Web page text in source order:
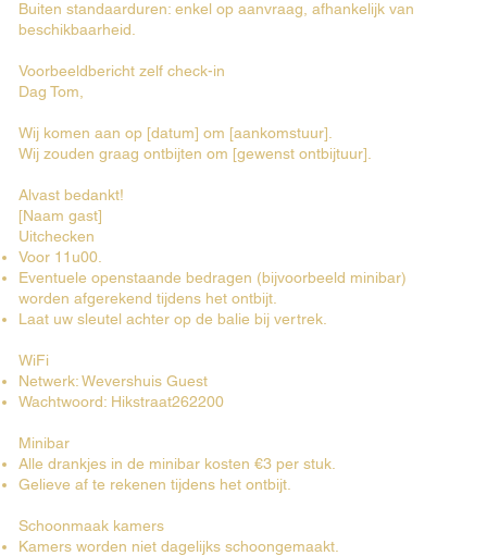
Buiten standaarduren: enkel op aanvraag, afhankelijk van
beschikbaarheid.
Voorbeeldbericht zelf check-in
Dag Tom,
Wij komen aan op [datum] om [aankomstuur].
Wij zouden graag ontbijten om [gewenst ontbijtuur].
Alvast bedankt!
[Naam gast]
Uitchecken
Voor 11u00.
Eventuele openstaande bedragen (bijvoorbeeld minibar)
worden afgerekend tijdens het ontbijt.
Laat uw sleutel achter op de balie bij vertrek.
WiFi
Netwerk: Wevershuis Guest
Wachtwoord: Hikstraat262200
Minibar
Alle drankjes in de minibar kosten €3 per stuk.
Gelieve af te rekenen tijdens het ontbijt.
Schoonmaak kamers
Kamers worden niet dagelijks schoongemaakt.